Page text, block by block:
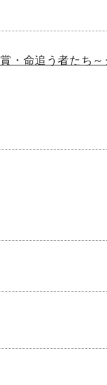
・命追う者たち